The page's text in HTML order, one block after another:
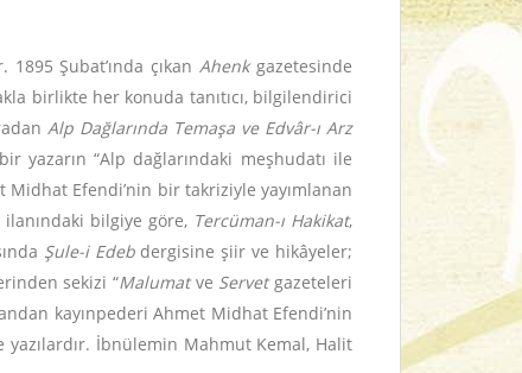
1895 Şubat’ında çıkanAhenkgazetesinde
birlikte her konuda tanıtıcı, bilgilendirici
Alp Dağlarında Temaşa ve Edvâr-ı Arz
yazarın “Alp dağlarındaki meşhudatı ile
Midhat Efendi’nin bir takriziyle yayımlanan
ilanındaki bilgiye göre, Tercüman-ı Hakikat,
Şule-i Edeb dergisine şiir ve hikâyeler;
sekizi “Malumatve Servetgazeteleri
kayınpederi Ahmet Midhat Efendi’nin
yazılardır. İbnülemin Mahmut Kemal, Halit